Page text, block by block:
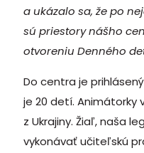
a ukázalo sa, že po
sú priestory nášho
otvoreniu Denného
Do centra je
je 20 detí. Animátorky
z Ukrajiny. Žiaľ, naša
vykonávať učiteľskú